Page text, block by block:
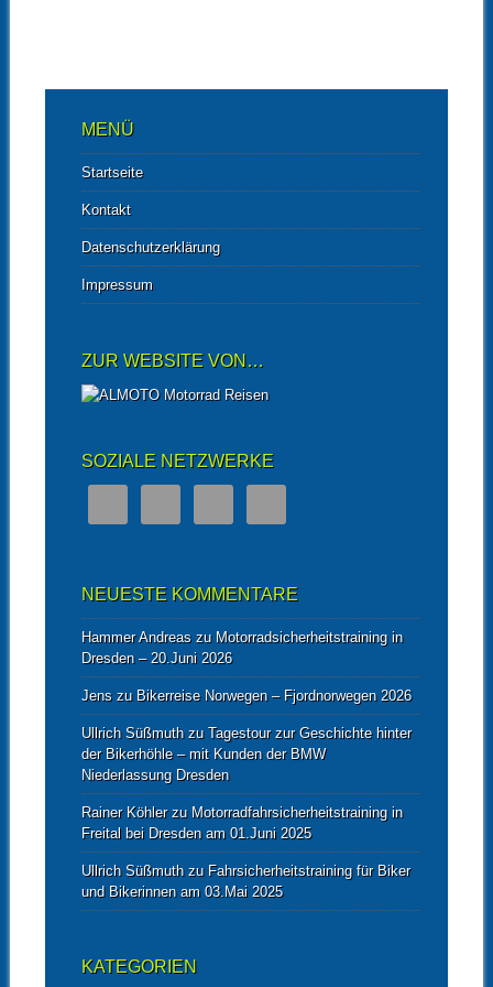
MENÜ
Startseite
Kontakt
Datenschutzerklärung
Impressum
ZUR WEBSITE VON…
SOZIALE NETZWERKE
NEUESTE KOMMENTARE
Hammer Andreaszu Motorradsicherheitstraining in
Dresden – 20.Juni 2026
Jenszu Bikerreise Norwegen – Fjordnorwegen 2026
Ullrich Süßmuthzu Tagestour zur Geschichte hinter
der Bikerhöhle – mit Kunden der BMW
Niederlassung Dresden
Rainer Köhlerzu Motorradfahrsicherheitstraining in
Freital bei Dresden am 01.Juni 2025
Ullrich Süßmuthzu Fahrsicherheitstraining für Biker
und Bikerinnen am 03.Mai 2025
KATEGORIEN